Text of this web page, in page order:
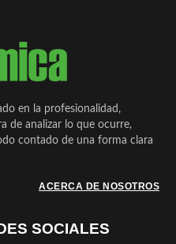
en la profesionalidad,
de analizar lo que ocurre,
contado de una forma clara
ACERCA DE NOSOTROS
SOCIALES